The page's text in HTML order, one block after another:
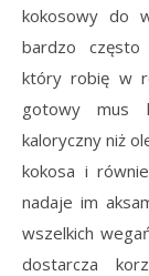
kokosowy do
bardzo często
który robię w
gotowy mus
kaloryczny niż
kokosa i
nadaje im
wszelkich
dostarcza